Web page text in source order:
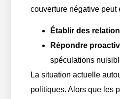
couverture négative peut
Établir des
Répondre
spéculations
La situation actuelle
politiques. Alors que les